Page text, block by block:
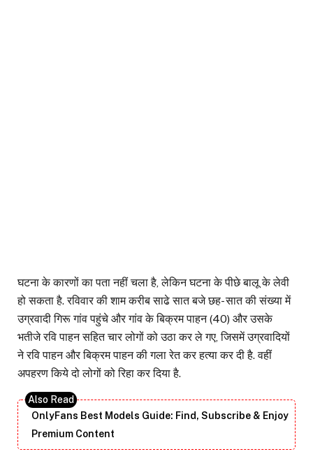
घटना के कारणों का पता नहीं चला है, लेकिन घटना के पीछे बालू के लेवी
हो सकता है. रविवार की शाम करीब साढे सात बजे छह- सात की संख्या में
उग्रवादी गिरू गांव पहुंचे और गांव के बिक्रम पाहन (40) और उसके
भतीजे रवि पाहन सहित चार लोगों को उठा कर ले गए, जिसमें उग्रवादियों
ने रवि पाहन और बिक्रम पाहन की गला रेत कर हत्या कर दी है. वहीं
अपहरण किये दो लोगों को रिहा कर दिया है.
OnlyFans Best Models Guide: Find, Subscribe & Enjoy
Premium Content